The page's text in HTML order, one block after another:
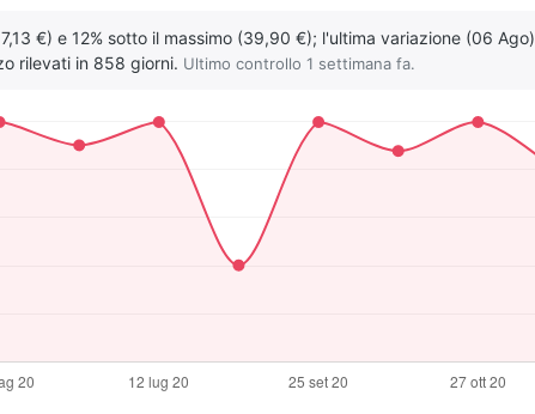
€) e 12% sotto il massimo (39,90 €); l'ultima variazione (06 Ago)
rilevati in 858 giorni. Ultimo controllo 1 settimana fa.